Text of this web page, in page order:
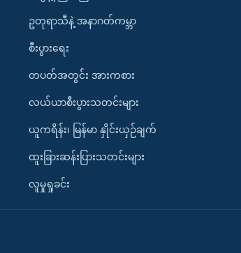
ဥတုရာသီနဲ့ အနာဂတ်ကမ္ဘာ
စီးပွားရေး
တပတ်အတွင်း အားကစား
လယ်ယာစီးပွားသတင်းများ
ယူကရိန်း၊ မြန်မာ နှိုင်းယှဉ်ချက်
ထူးခြားဆန်းပြားသတင်းများ
လူမှုရှုခင်း